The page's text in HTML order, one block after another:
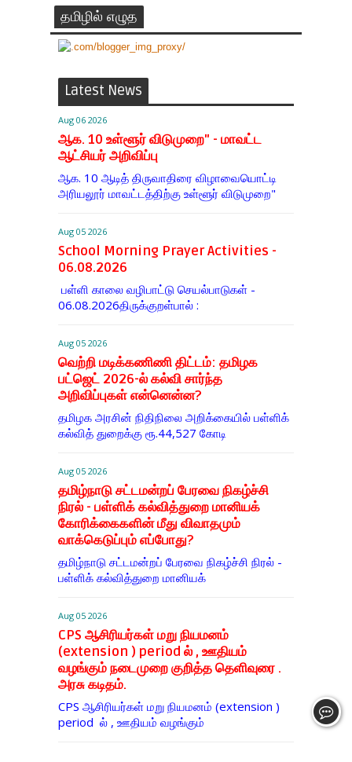
தமிழில் எழுத
Latest News
Aug 06 2026
ஆக. 10 உள்ளூர் விடுமுறை" - மாவட்ட
ஆட்சியர் அறிவிப்பு
ஆக. 10 ஆடித் திருவாதிரை விழாவையொட்டி
அரியலூர் மாவட்டத்திற்கு உள்ளூர் விடுமுறை"
Aug 05 2026
School Morning Prayer Activities -
06.08.2026
பள்ளி காலை வழிபாட்டு செயல்பாடுகள் -
06.08.2026திருக்குறள்பால் :
Aug 05 2026
வெற்றி மடிக்கணிணி திட்டம்: தமிழக
பட்ஜெட் 2026-ல் கல்வி சார்ந்த
அறிவிப்புகள் என்னென்ன?
தமிழக அரசின் நிதிநிலை அறிக்கையில் பள்ளிக்
கல்வித் துறைக்கு ரூ.44,527 கோடி
Aug 05 2026
தமிழ்நாடு சட்டமன்றப் பேரவை நிகழ்ச்சி
நிரல் - பள்ளிக் கல்வித்துறை மானியக்
கோரிக்கைகளின் மீது விவாதமும்
வாக்கெடுப்பும் எப்போது?
தமிழ்நாடு சட்டமன்றப் பேரவை நிகழ்ச்சி நிரல் -
பள்ளிக் கல்வித்துறை மானியக்
Aug 05 2026
CPS ஆசிரியர்கள் மறு நியமனம்
(extension ) period ல் , ஊதியம்
வழங்கும் நடைமுறை குறித்த தெளிவுரை .
அரசு கடிதம்.
CPS ஆசிரியர்கள் மறு நியமனம் (extension )
period ல் , ஊதியம் வழங்கும்